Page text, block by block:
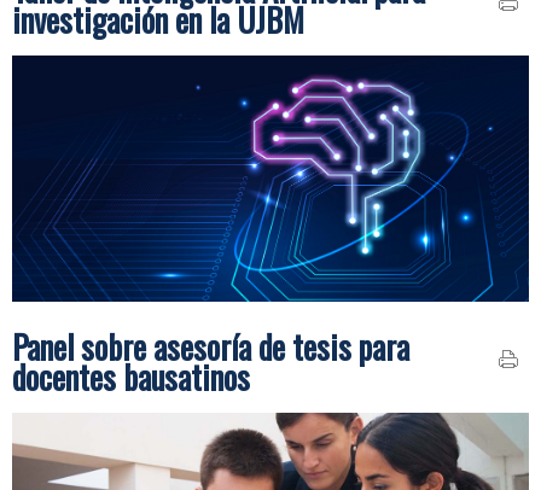
investigación en la UJBM
Panel sobre asesoría de tesis para
docentes bausatinos